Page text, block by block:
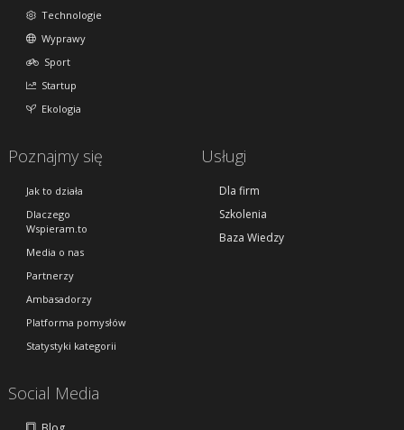
Technologie
Wyprawy
Sport
Startup
Ekologia
Poznajmy się
Jak to działa
Dlaczego
Wspieram.to
Media o nas
Partnerzy
Ambasadorzy
Platforma pomysłów
Statystyki kategorii
Usługi
Dla firm
Szkolenia
Baza Wiedzy
Social Media